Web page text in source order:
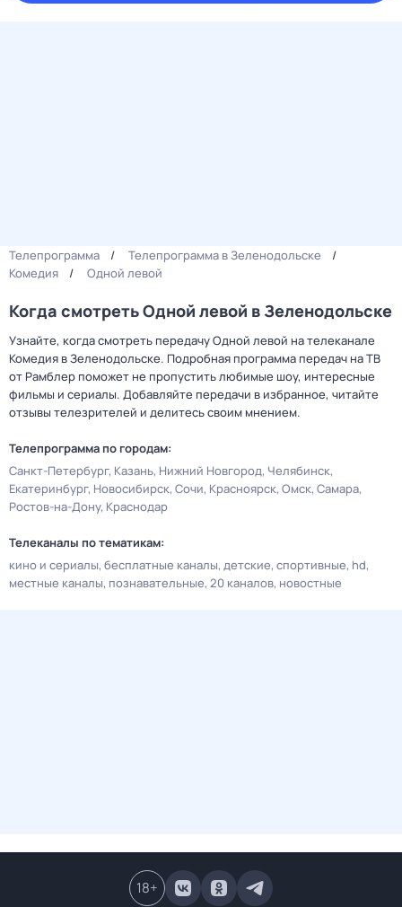
Телепрограмма
Телепрограмма в Зеленодольске
Комедия
Одной левой
Когда смотреть Одной левой в Зеленодольске
Узнайте, когда смотреть передачу Одной левой на телеканале
Комедия в Зеленодольске. Подробная программа передач на ТВ
от Рамблер поможет не пропустить любимые шоу, интересные
фильмы и сериалы. Добавляйте передачи в избранное, читайте
отзывы телезрителей и делитесь своим мнением.
Телепрограмма по городам:
Санкт-Петербург Казань Нижний Новгород Челябинск
Екатеринбург Новосибирск Сочи Красноярск Омск Самара
Ростов-на-Дону Краснодар
Телеканалы по тематикам:
кино и сериалы бесплатные каналы детские спортивные hd
местные каналы познавательные 20 каналов новостные
18+